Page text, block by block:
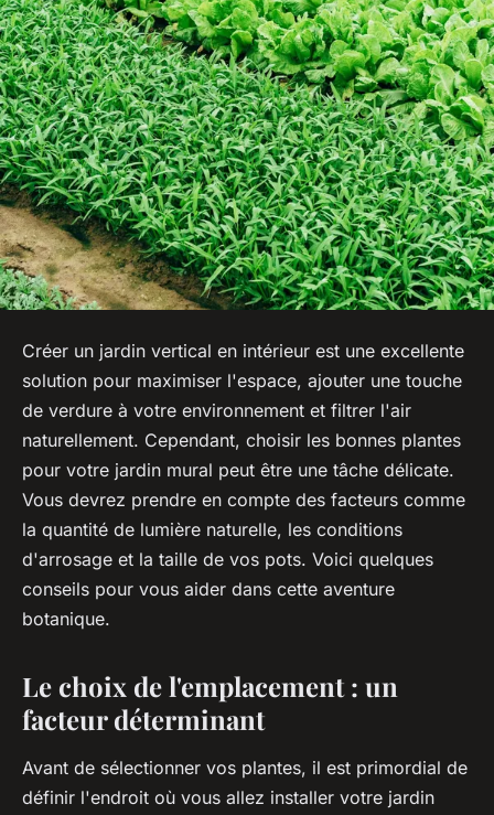
Créer un jardin vertical en intérieur est une excellente
solution pour maximiser l'espace, ajouter une touche
de verdure à votre environnement et filtrer l'air
naturellement. Cependant, choisir les bonnes plantes
pour votre jardin mural peut être une tâche délicate.
Vous devrez prendre en compte des facteurs comme
la quantité de lumière naturelle, les conditions
d'arrosage et la taille de vos pots. Voici quelques
conseils pour vous aider dans cette aventure
botanique.
Le choix de l'emplacement : un
facteur déterminant
Avant de sélectionner vos plantes, il est primordial de
définir l'endroit où vous allez installer votre jardin